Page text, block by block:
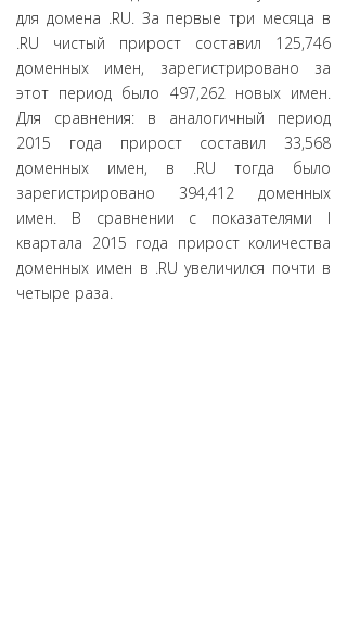
для домена .RU. За первые три месяца в
.RU чистый прирост составил 125,746
доменных имен, зарегистрировано за
этот период было 497,262 новых имен.
Для сравнения: в аналогичный период
2015 года прирост составил 33,568
доменных имен, в .RU тогда было
зарегистрировано 394,412 доменных
имен. В сравнении с показателями I
квартала 2015 года прирост количества
доменных имен в .RU увеличился почти в
четыре раза.